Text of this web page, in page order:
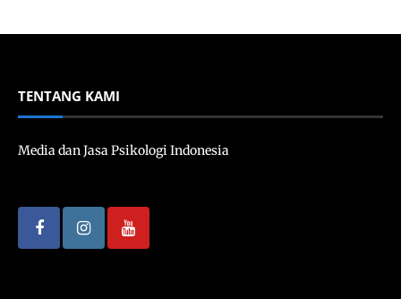
TENTANG KAMI
Media dan Jasa Psikologi Indonesia